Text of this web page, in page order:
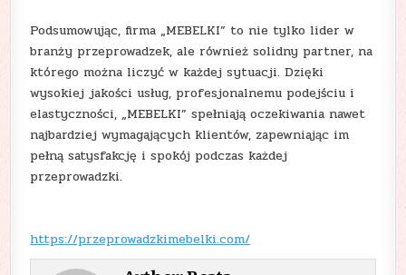
Podsumowując, firma „MEBELKI” to nie tylko lider w
branży przeprowadzek, ale również solidny partner, na
którego można liczyć w każdej sytuacji. Dzięki
wysokiej jakości usług, profesjonalnemu podejściu i
elastyczności, „MEBELKI” spełniają oczekiwania nawet
najbardziej wymagających klientów, zapewniając im
pełną satysfakcję i spokój podczas każdej
przeprowadzki.
https://przeprowadzkimebelki.com/